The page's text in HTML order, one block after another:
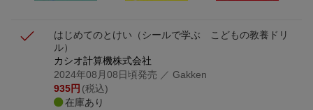
はじめてのとけい （シールで学ぶ こどもの教養ドリ
ル）
カシオ計算機株式会社
2024年08月08日頃発売 ／ Gakken
935円 (税込)
在庫あり